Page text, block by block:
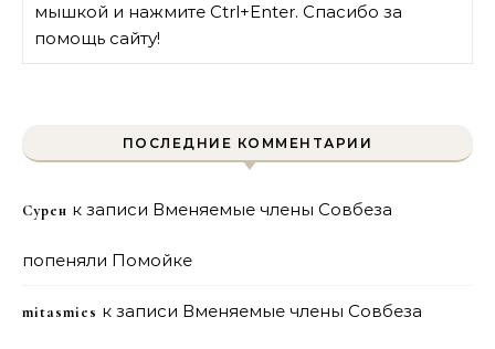
мышкой и нажмите Ctrl+Enter. Спасибо за
помощь сайту!
ПОСЛЕДНИЕ КОММЕНТАРИИ
Сурен к записи Вменяемые члены Совбеза
попеняли Помойке
mitasmies к записи Вменяемые члены Совбеза